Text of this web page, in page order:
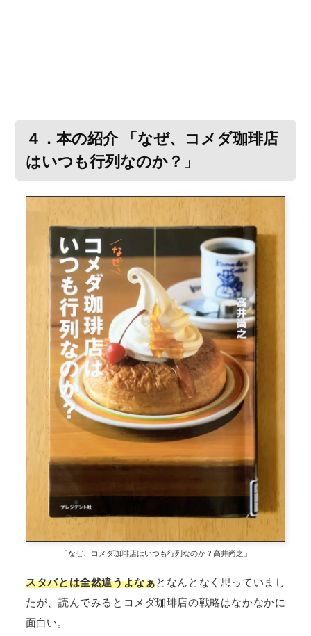
４．本の紹介 「なぜ、コメダ珈琲店
はいつも行列なのか？」
「なぜ、コメダ珈琲店はいつも行列なのか？高井尚之」
スタバとは全然違うよなぁとなんとなく思っていまし
たが、読んでみるとコメダ珈琲店の戦略はなかなかに
面白い。